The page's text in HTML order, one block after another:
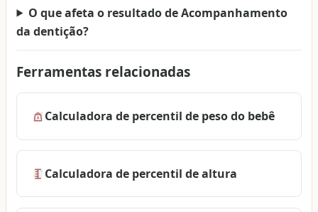
O que afeta o resultado de Acompanhamento
da dentição?
Ferramentas relacionadas
Calculadora de percentil de peso do bebê
Calculadora de percentil de altura